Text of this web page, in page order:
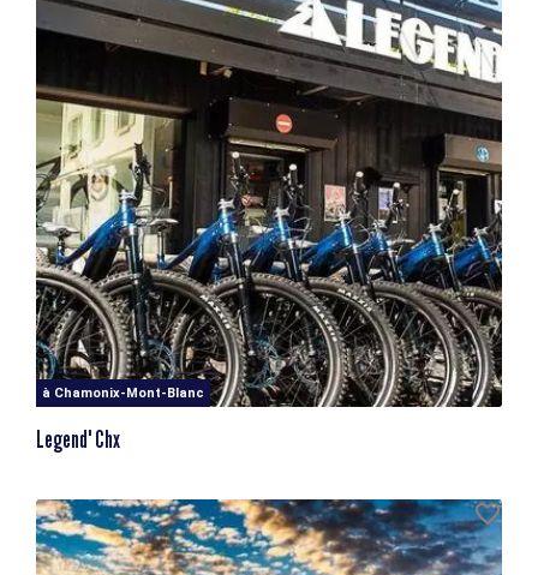
à Chamonix-Mont-Blanc
Legend' Chx